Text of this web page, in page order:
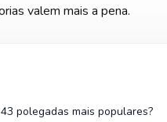
valem mais a pena.
polegadas mais populares?